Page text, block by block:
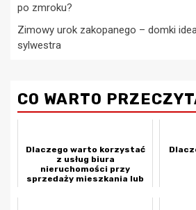
po zmroku?
Zimowy urok zakopanego – domki
sylwestra
CO WARTO
Dlaczego warto korzystać
z usług biura
nieruchomości przy
sprzedaży mieszkania lub